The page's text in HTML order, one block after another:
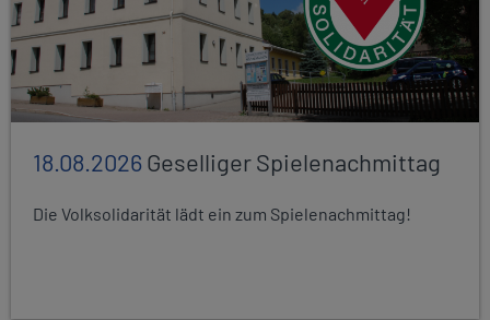
18.08.2026Geselliger Spielenachmittag
Die Volksolidarität lädt ein zum Spielenachmittag!